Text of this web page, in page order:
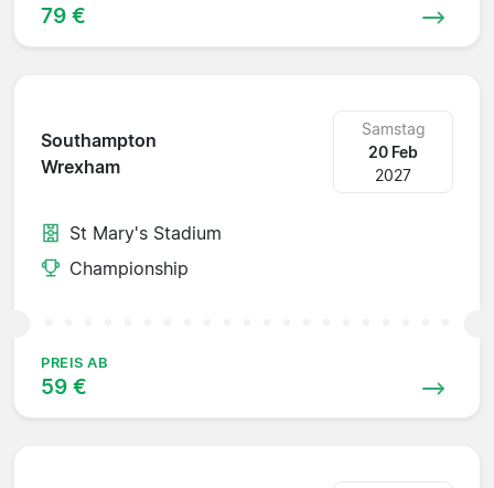
79 €
Southampton
Wrexham
Samstag
20 Feb
2027
St Mary's Stadium
Championship
PREIS AB
59 €